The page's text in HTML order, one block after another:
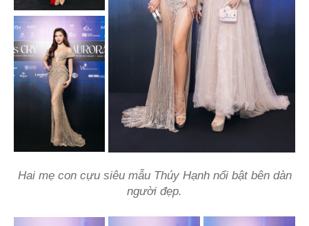
Hai mẹ con cựu siêu mẫu Thúy Hạnh nổi bật bên dàn
người đẹp.